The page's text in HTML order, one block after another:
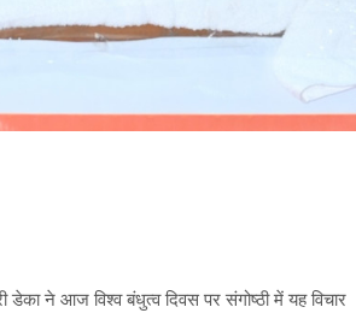
डेका ने आज विश्व बंधुत्व दिवस पर संगोष्ठी में यह विचार